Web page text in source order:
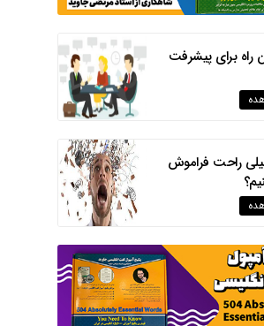
راه برای پیشرفت
راحت فراموش